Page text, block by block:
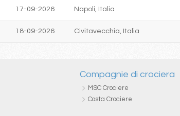
17-09-2026 Napoli, Italia
18-09-2026 Civitavecchia, Italia
Compagnie di crociera
MSC Crociere
Costa Crociere